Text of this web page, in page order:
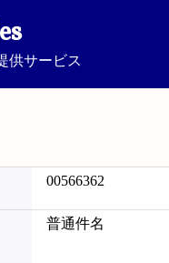
供サービス
00566362
普通件名